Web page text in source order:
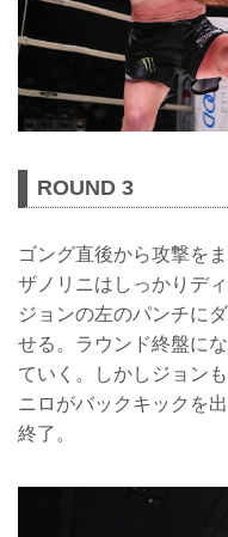
ROUND 3
ゴング直後から攻撃を
ザノリニはしっかりデ
ジョンの左のパンチに
せる。ラウンド終盤に
ていく。しかしジョン
ニロがバックキックを
終了。